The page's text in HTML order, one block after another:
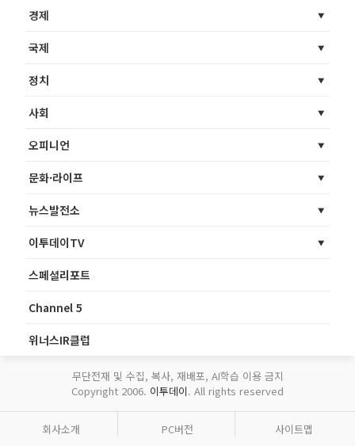
경제
국제
정치
사회
오피니언
문화·라이프
뉴스발전소
이투데이TV
스페셜리포트
Channel 5
위너스IR클럽
무단전재 및 수집, 복사, 재배포, AI학습 이용 금지
Copyright 2006. 이투데이. All rights reserved
회사소개 PC버전 사이트맵